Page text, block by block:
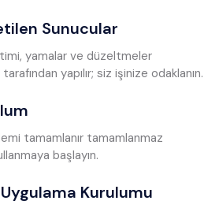
Sunucular
yamalar ve düzeltmeler
tarafından yapılır; siz işinize odaklanın.
tamamlanır tamamlanmaz
başlayın.
Uygulama Kurulumu